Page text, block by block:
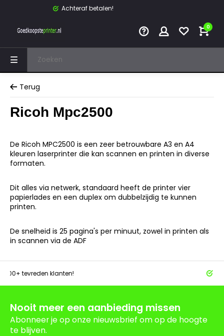
Achteraf betalen!
0
Terug
Ricoh Mpc2500
De Ricoh MPC2500 is een zeer betrouwbare A3 en A4
kleuren laserprinter die kan scannen en printen in diverse
formaten.
Dit alles via netwerk, standaard heeft de printer vier
papierlades en een duplex om dubbelzijdig te kunnen
printen.
De snelheid is 25 pagina's per minuut, zowel in printen als
in scannen via de ADF
klanten!
Nooit meer een aanbieding missen
Abonneer je op onze nieuwsbrief om op de hoogte
te blijven.